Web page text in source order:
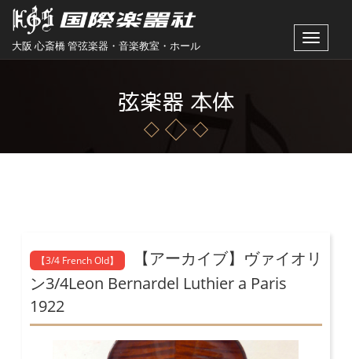
大阪 心斎橋 管弦楽器・音楽教室・ホール
Toggle
弦楽器 本体
【3/4 French Old】
【アーカイブ】ヴァイオリ
ン3/4Leon Bernardel Luthier a Paris
1922